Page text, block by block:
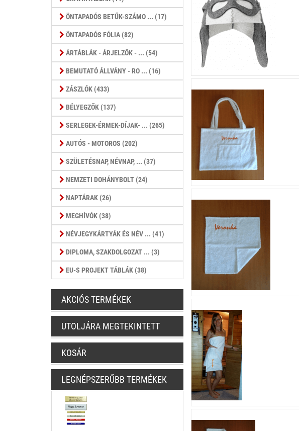
ÖNTAPADÓS BETŰK-SZÁMO ... (17)
ÖNTAPADÓS FÓLIA (82)
ÁRTÁBLÁK - ÁRJELZŐK - ... (54)
BEMUTATÓ ÁLLVÁNY - RO ... (16)
ZÁSZLÓK (433)
BÉLYEGZŐK (137)
SERLEGEK-ÉRMEK-DÍJAK- ... (265)
AUTÓS - MOTOROS (202)
SZÜLETÉSNAP, NÉVNAP, ... (37)
NEMZETI DOHÁNYBOLT (24)
NAPTÁRAK (26)
MEGHÍVÓK (38)
NÉVJEGYKÁRTYÁK ÉS NÉV ... (41)
DIPLOMA, SZAKDOLGOZAT ... (3)
EU-S PROJEKT TÁBLÁK (38)
AKCIÓS TERMÉKEK
UTOLJÁRA MEGTEKINTETT
KOSÁR
LEGNÉPSZERŰBB TERMÉKEK